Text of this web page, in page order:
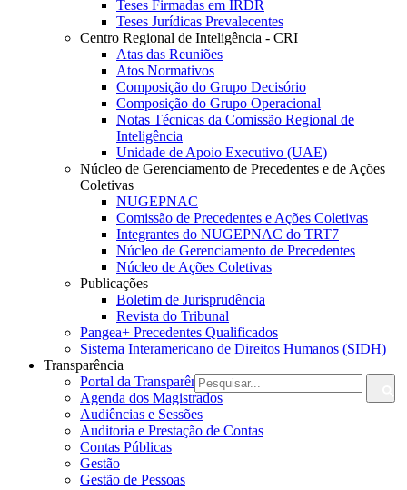
Teses Firmadas em IRDR
Teses Jurídicas Prevalecentes
Centro Regional de Inteligência - CRI
Atas das Reuniões
Atos Normativos
Composição do Grupo Decisório
Composição do Grupo Operacional
Notas Técnicas da Comissão Regional de
Inteligência
Unidade de Apoio Executivo (UAE)
Núcleo de Gerenciamento de Precedentes e de Ações
Coletivas
NUGEPNAC
Comissão de Precedentes e Ações Coletivas
Integrantes do NUGEPNAC do TRT7
Núcleo de Gerenciamento de Precedentes
Núcleo de Ações Coletivas
Publicações
Boletim de Jurisprudência
Revista do Tribunal
Pangea+ Precedentes Qualificados
Sistema Interamericano de Direitos Humanos (SIDH)
Transparência
Portal da Transparência do TRT7
Agenda dos Magistrados
Audiências e Sessões
Auditoria e Prestação de Contas
Contas Públicas
Gestão
Gestão de Pessoas